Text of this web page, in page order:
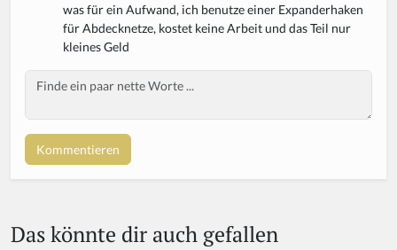
was für ein Aufwand, ich benutze einer Expanderhaken
für Abdecknetze, kostet keine Arbeit und das Teil nur
kleines Geld
Body
Das könnte dir auch gefallen